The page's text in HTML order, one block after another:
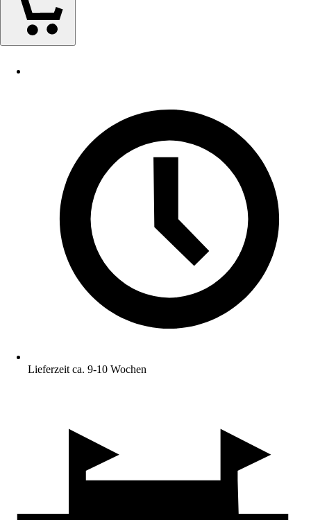
Lieferzeit ca. 9-10 Wochen